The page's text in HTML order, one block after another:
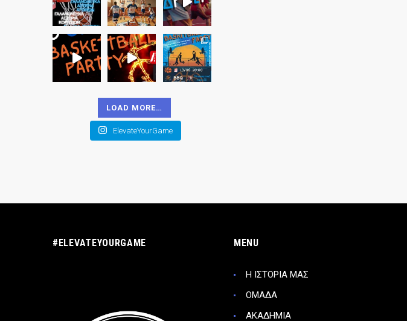
LOAD MORE…
ElevateYourGame
#ELEVATEYOURGAME MENU
Η ΙΣΤΟΡΙΑ ΜΑΣ
ΟΜΑΔΑ
ΑΚΑΔΗΜΙΑ